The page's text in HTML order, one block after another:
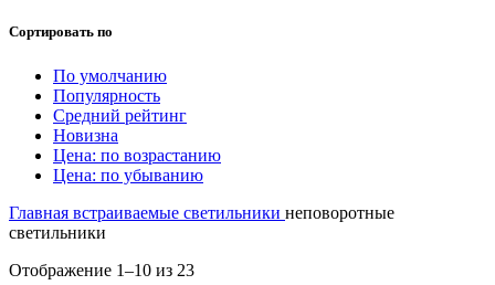
Сортировать по
По умолчанию
Популярность
Средний рейтинг
Новизна
Цена: по возрастанию
Цена: по убыванию
Главная встраиваемые светильники неповоротные
светильники
Отображение 1–10 из 23